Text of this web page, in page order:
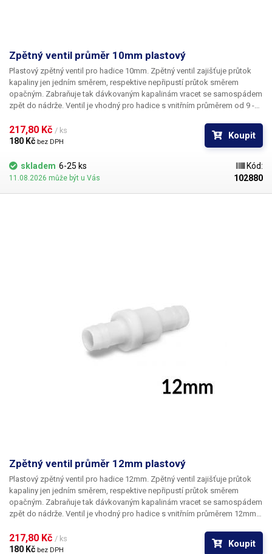
Zpětný ventil průměr 10mm plastový
Plastový zpětný ventil pro hadice 10mm. Zpětný ventil zajišťuje průtok
kapaliny jen jedním směrem, respektive nepřipustí průtok směrem
opačným. Zabraňuje tak dávkovaným kapalinám vracet se samospádem
zpět do nádrže. Ventil je vhodný pro hadice s vnitřním průměrem od 9 -
58mm Průměr nátrubků: 10.8mm Průměr v nejšiřší části: 20mm
217,80 Kč / ks
180 Kč bez DPH
Koupit
skladem 6-25 ks
11.08.2026 může být u Vás
Kód:
102880
Zpětný ventil průměr 12mm plastový
Plastový zpětný ventil pro hadice 12mm. Zpětný ventil zajišťuje průtok
kapaliny jen jedním směrem, respektive nepřipustí průtok směrem
opačným. Zabraňuje tak dávkovaným kapalinám vracet se samospádem
zpět do nádrže. Ventil je vhodný pro hadice s vnitřním průměrem 12mm.
217,80 Kč / ks
180 Kč bez DPH
Koupit